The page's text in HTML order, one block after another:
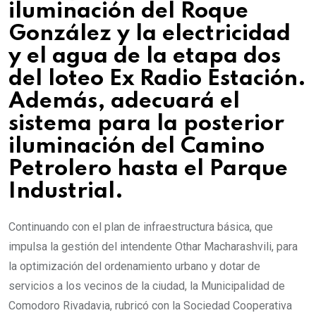
iluminación del Roque
González y la electricidad
y el agua de la etapa dos
del loteo Ex Radio Estación.
Además, adecuará el
sistema para la posterior
iluminación del Camino
Petrolero hasta el Parque
Industrial.
Continuando con el plan de infraestructura básica, que
impulsa la gestión del intendente Othar Macharashvili, para
la optimización del ordenamiento urbano y dotar de
servicios a los vecinos de la ciudad, la Municipalidad de
Comodoro Rivadavia, rubricó con la Sociedad Cooperativa